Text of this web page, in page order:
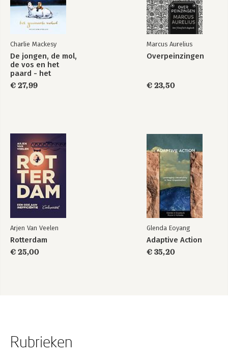
Charlie Mackesy
De jongen, de mol,
de vos en het
paard - het
geanimeerde
verhaal
€ 27,99
Marcus Aurelius
Overpeinzingen
€ 23,50
Arjen Van Veelen
Rotterdam
€ 25,00
Glenda Eoyang
Adaptive Action
€ 35,20
Rubrieken